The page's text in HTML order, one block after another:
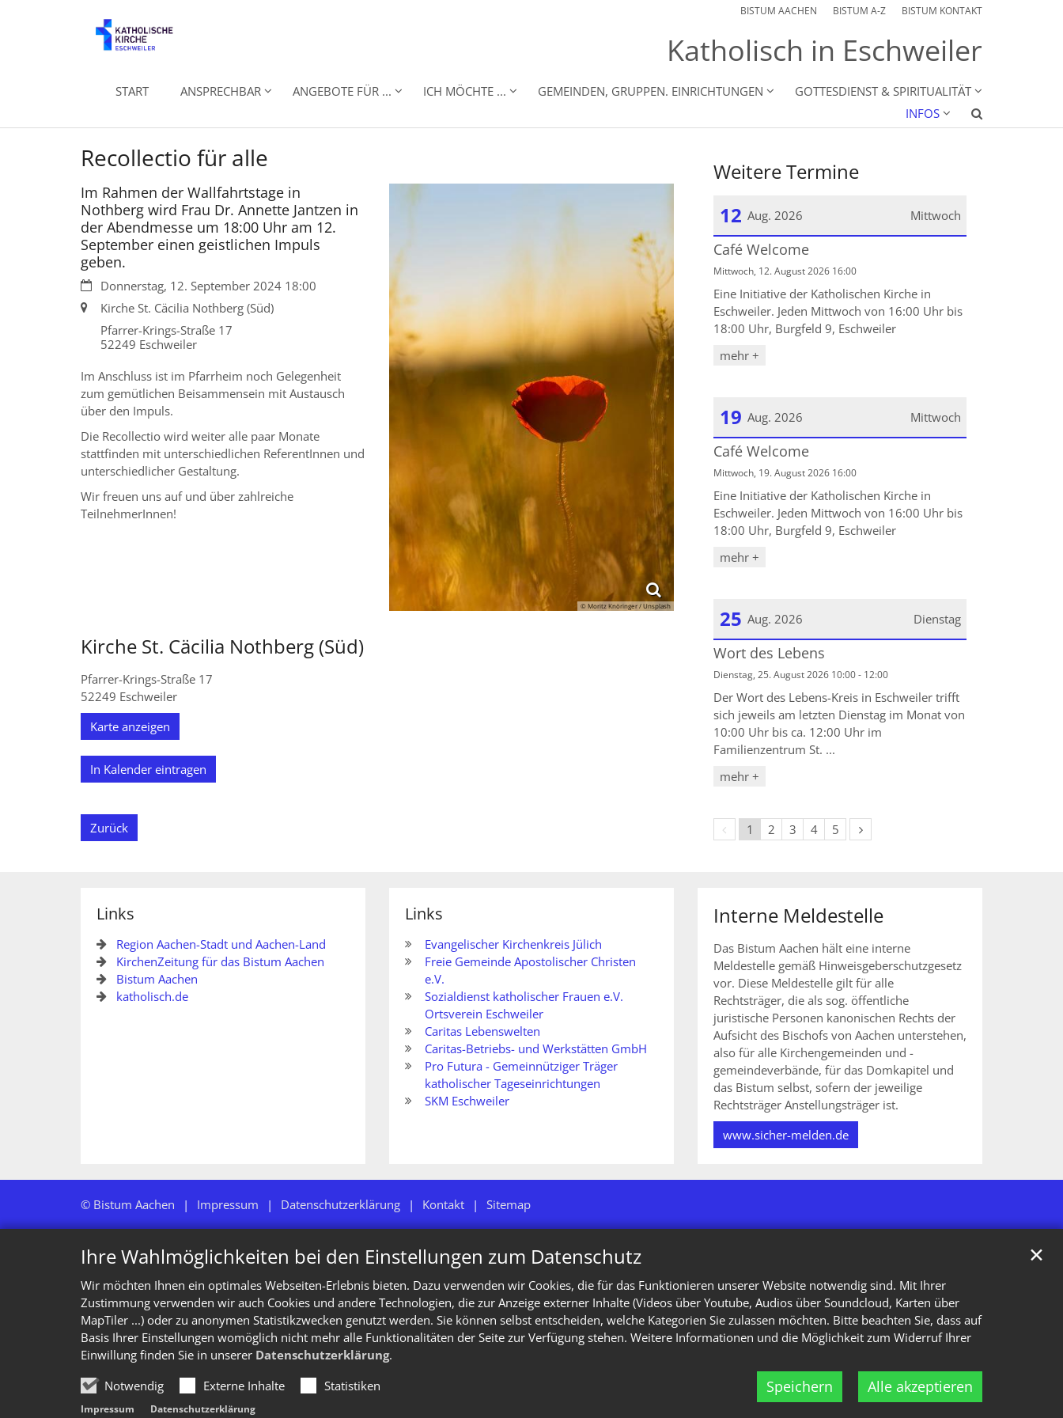
Ihre Wahlmöglichkeiten bei den Einstellungen zum Datenschutz
Wir möchten Ihnen ein optimales Webseiten-Erlebnis bieten. Dazu verwenden wir Cookies, die für das Funktionieren unserer Website notwendig sind. Mit Ihrer
Zustimmung verwenden wir auch Cookies und andere Technologien, die zur Anzeige externer Inhalte (Videos über Youtube, Audios über Soundcloud, Karten über
MapTiler ...) oder zu anonymen Statistikzwecken genutzt werden. Sie können selbst entscheiden, welche Kategorien Sie zulassen möchten. Bitte beachten Sie, dass auf
Basis Ihrer Einstellungen womöglich nicht mehr alle Funktionalitäten der Seite zur Verfügung stehen. Weitere Informationen und die Möglichkeit zum Widerruf Ihrer
Einwillung finden Sie in unserer Datenschutzerklärung.
Notwendig
Externe Inhalte Statistiken Speichern Alle akzeptieren
✕
Impressum Datenschutzerklärung
BISTUM AACHEN BISTUM A-Z BISTUM KONTAKT
Katholisch in Eschweiler
START ANSPRECHBAR ANGEBOTE FÜR ... ICH MÖCHTE ... GEMEINDEN, GRUPPEN. EINRICHTUNGEN
GOTTESDIENST & SPIRITUALITÄT
INFOS
Recollectio für alle
© Moritz Knöringer / Unsplash
Im Rahmen der Wallfahrtstage in
Nothberg wird Frau Dr. Annette Jantzen in
der Abendmesse um 18:00 Uhr am 12.
September einen geistlichen Impuls
geben.
Datum:Donnerstag, 12. September 2024 18:00
Ort: Kirche St. Cäcilia Nothberg (Süd)
Pfarrer-Krings-Straße 17
52249 Eschweiler
Im Anschluss ist im Pfarrheim noch Gelegenheit
zum gemütlichen Beisammensein mit Austausch
über den Impuls.
Die Recollectio wird weiter alle paar Monate
stattfinden mit unterschiedlichen ReferentInnen und
unterschiedlicher Gestaltung.
Wir freuen uns auf und über zahlreiche
TeilnehmerInnen!
Kirche St. Cäcilia Nothberg (Süd)
Pfarrer-Krings-Straße 17
52249 Eschweiler
Karte anzeigen
In Kalender eintragen
Zurück
Weitere Termine
Mittwoch
12 Aug. 2026
Datum: 12. August 2026
Café Welcome
Mittwoch, 12. August 2026 16:00
Eine Initiative der Katholischen Kirche in
Eschweiler. Jeden Mittwoch von 16:00 Uhr bis
18:00 Uhr, Burgfeld 9, Eschweiler
mehr +
Mittwoch
19 Aug. 2026
Datum: 19. August 2026
Café Welcome
Mittwoch, 19. August 2026 16:00
Eine Initiative der Katholischen Kirche in
Eschweiler. Jeden Mittwoch von 16:00 Uhr bis
18:00 Uhr, Burgfeld 9, Eschweiler
mehr +
Dienstag
25 Aug. 2026
Datum: 25. August 2026
Wort des Lebens
Dienstag, 25. August 2026 10:00 - 12:00
Der Wort des Lebens-Kreis in Eschweiler trifft
sich jeweils am letzten Dienstag im Monat von
10:00 Uhr bis ca. 12:00 Uhr im
Familienzentrum St. ...
mehr +
Vorherige Seite
1 2 3 4 5 Nächste Seite
Links
Region Aachen-Stadt und Aachen-Land
KirchenZeitung für das Bistum Aachen
Bistum Aachen
katholisch.de
Links
Evangelischer Kirchenkreis Jülich
Freie Gemeinde Apostolischer Christen
e.V.
Sozialdienst katholischer Frauen e.V.
Ortsverein Eschweiler
Caritas Lebenswelten
Caritas-Betriebs- und Werkstätten GmbH
Pro Futura - Gemeinnütziger Träger
katholischer Tageseinrichtungen
SKM Eschweiler
Interne Meldestelle
Das Bistum Aachen hält eine interne
Meldestelle gemäß Hinweisgeberschutzgesetz
vor. Diese Meldestelle gilt für alle
Rechtsträger, die als sog. öffentliche
juristische Personen kanonischen Rechts der
Aufsicht des Bischofs von Aachen unterstehen,
also für alle Kirchengemeinden und -
gemeindeverbände, für das Domkapitel und
das Bistum selbst, sofern der jeweilige
Rechtsträger Anstellungsträger ist.
www.sicher-melden.de
© Bistum Aachen Impressum Datenschutzerklärung Kontakt Sitemap